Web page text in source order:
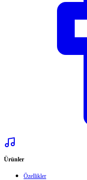
Ürünler
Özellikler